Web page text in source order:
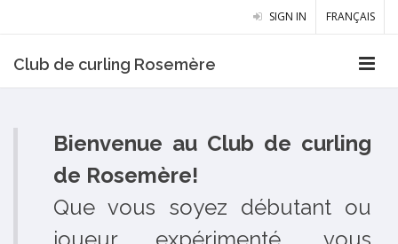
SIGN IN FRANÇAIS
Club de curling Rosemère
Bienvenue au Club de curling
de Rosemère!
Que vous soyez débutant ou